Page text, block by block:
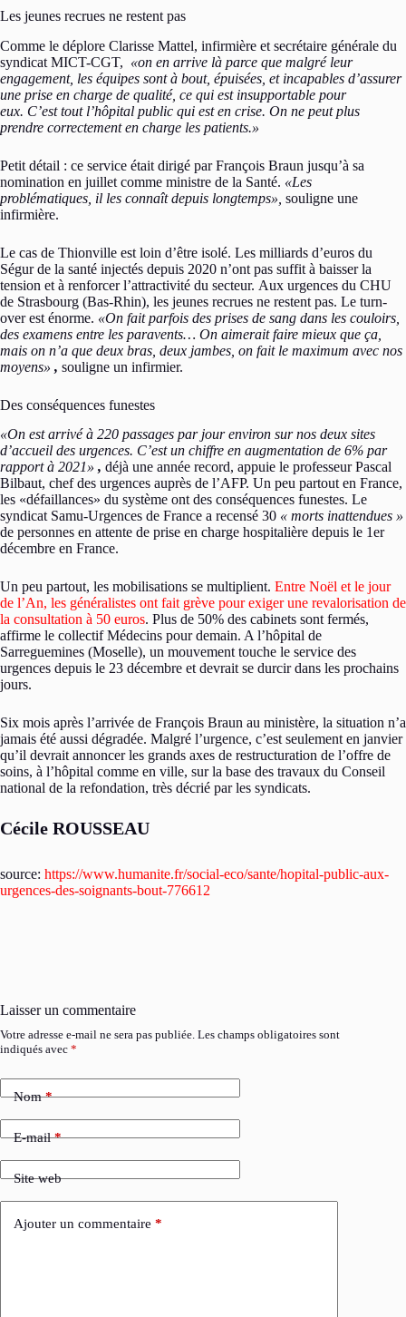
Les jeunes recrues ne restent pas
Comme le déplore Clarisse Mattel, infirmière et secrétaire générale du
syndicat MICT-CGT, «on en arrive là parce que malgré leur
engagement, les équipes sont à bout, épuisées, et incapables d’assurer
une prise en charge de qualité, ce qui est insupportable pour
eux. C’est tout l’hôpital public qui est en crise. On ne peut plus
prendre correctement en charge les patients.»
Petit détail : ce service était dirigé par François Braun jusqu’à sa
nomination en juillet comme ministre de la Santé. «Les
problématiques, il les connaît depuis longtemps», souligne une
infirmière.
Le cas de Thionville est loin d’être isolé. Les milliards d’euros du
Ségur de la santé injectés depuis 2020 n’ont pas suffit à baisser la
tension et à renforcer l’attractivité du secteur. Aux urgences du CHU
de Strasbourg (Bas-Rhin), les jeunes recrues ne restent pas. Le turn-
over est énorme. «On fait parfois des prises de sang dans les couloirs,
des examens entre les paravents… On aimerait faire mieux que ça,
mais on n’a que deux bras, deux jambes, on fait le maximum avec nos
moyens» , souligne un infirmier.
Des conséquences funestes
«On est arrivé à 220 passages par jour environ sur nos deux sites
d’accueil des urgences. C’est un chiffre en augmentation de 6% par
rapport à 2021» , déjà une année record, appuie le professeur Pascal
Bilbaut, chef des urgences auprès de l’AFP. Un peu partout en France,
les «défaillances» du système ont des conséquences funestes. Le
syndicat Samu-Urgences de France a recensé 30 « morts inattendues »
de personnes en attente de prise en charge hospitalière depuis le 1er
décembre en France.
Un peu partout, les mobilisations se multiplient. Entre Noël et le jour
de l’An, les généralistes ont fait grève pour exiger une revalorisation de
la consultation à 50 euros. Plus de 50% des cabinets sont fermés,
affirme le collectif Médecins pour demain. A l’hôpital de
Sarreguemines (Moselle), un mouvement touche le service des
urgences depuis le 23 décembre et devrait se durcir dans les prochains
jours.
Six mois après l’arrivée de François Braun au ministère, la situation n’a
jamais été aussi dégradée. Malgré l’urgence, c’est seulement en janvier
qu’il devrait annoncer les grands axes de restructuration de l’offre de
soins, à l’hôpital comme en ville, sur la base des travaux du Conseil
national de la refondation, très décrié par les syndicats.
Cécile ROUSSEAU
source: https://www.humanite.fr/social-eco/sante/hopital-public-aux-
urgences-des-soignants-bout-776612
Laisser un commentaire
Votre adresse e-mail ne sera pas publiée. Les champs obligatoires sont
indiqués avec *
Nom*
E-mail*
Site web
Ajouter un commentaire *